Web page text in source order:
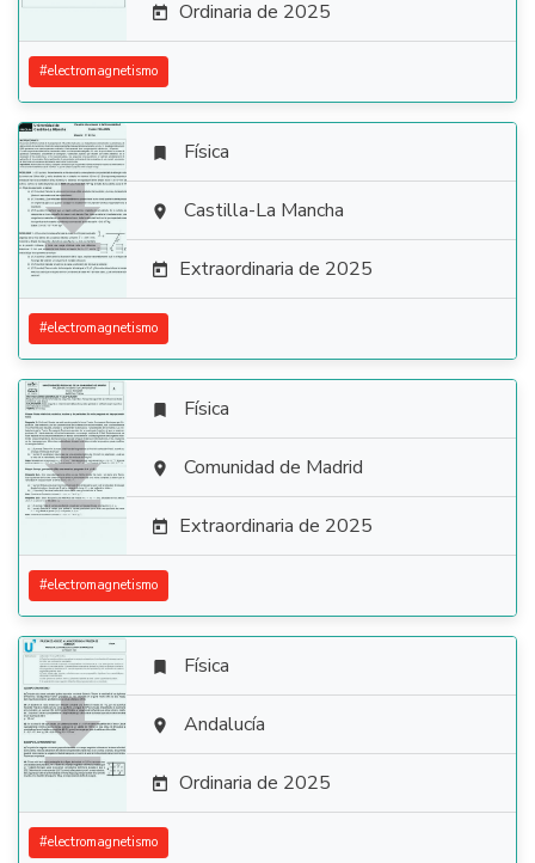
 Ordinaria de 2025
#electromagnetismo

 Física
 Castilla-La Mancha
 Extraordinaria de 2025
#electromagnetismo

 Física
 Comunidad de Madrid
 Extraordinaria de 2025
#electromagnetismo

 Física
 Andalucía
 Ordinaria de 2025
#electromagnetismo